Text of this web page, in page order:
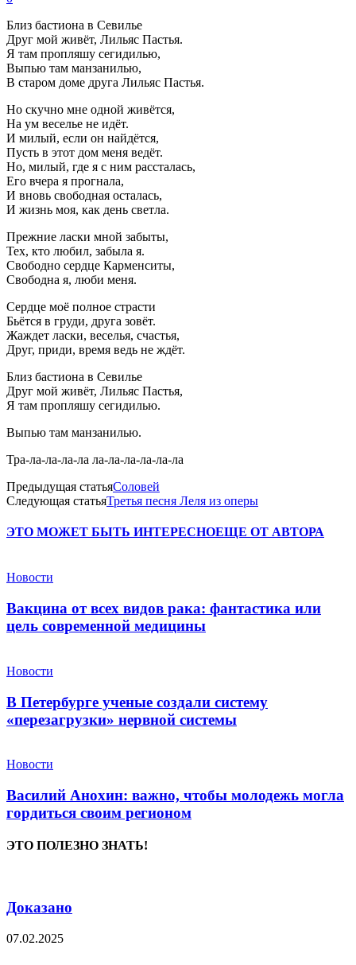
Близ бастиона в Севилье
Друг мой живёт, Лильяс Пастья.
Я там пропляшу сегидилью,
Выпью там манзанилью,
В старом доме друга Лильяс Пастья.
Но скучно мне одной живётся,
На ум веселье не идёт.
И милый, если он найдётся,
Пусть в этот дом меня ведёт.
Но, милый, где я с ним рассталась,
Его вчера я прогнала,
И вновь свободная осталась,
И жизнь моя, как день светла.
Прежние ласки мной забыты,
Тех, кто любил, забыла я.
Свободно сердце Карменситы,
Свободна я, люби меня.
Сердце моё полное страсти
Бьётся в груди, друга зовёт.
Жаждет ласки, веселья, счастья,
Друг, приди, время ведь не ждёт.
Близ бастиона в Севилье
Друг мой живёт, Лильяс Пастья,
Я там пропляшу сегидилью.
Выпью там манзанилью.
Тра-ла-ла-ла-ла ла-ла-ла-ла-ла-ла
Предыдущая статьяСоловей
Следующая статьяТретья песня Леля из оперы
ЭТО МОЖЕТ БЫТЬ ИНТЕРЕСНОЕЩЕ ОТ АВТОРА
Новости
Вакцина от всех видов рака: фантастика или
цель современной медицины
Новости
В Петербурге ученые создали систему
«перезагрузки» нервной системы
Новости
Василий Анохин: важно, чтобы молодежь могла
гордиться своим регионом
ЭТО ПОЛЕЗНО ЗНАТЬ!
Доказано
07.02.2025